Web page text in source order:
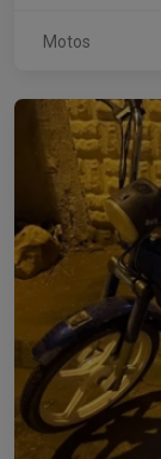
Motos